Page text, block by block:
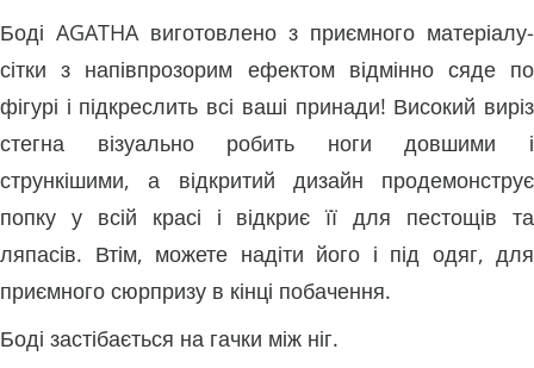
Боді AGATHA виготовлено з приємного матеріалу-
сітки з напівпрозорим ефектом відмінно сяде по
фігурі і підкреслить всі ваші принади! Високий виріз
стегна візуально робить ноги довшими і
стрункішими, а відкритий дизайн продемонструє
попку у всій красі і відкриє її для пестощів та
ляпасів. Втім, можете надіти його і під одяг, для
приємного сюрпризу в кінці побачення.
Боді застібається на гачки між ніг.